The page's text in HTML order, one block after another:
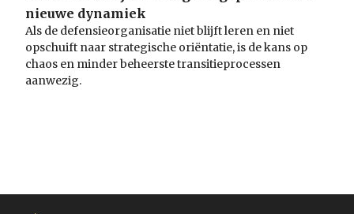
nieuwe dynamiek
Als de defensieorganisatie niet blijft leren en niet
opschuift naar strategische oriëntatie, is de kans op
chaos en minder beheerste transitieprocessen
aanwezig.